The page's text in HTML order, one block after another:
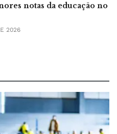
notas da educação no
2026